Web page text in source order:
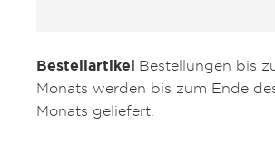
Bestellartikel Bestellungen bis
Monats werden bis zum Ende
Monats geliefert.